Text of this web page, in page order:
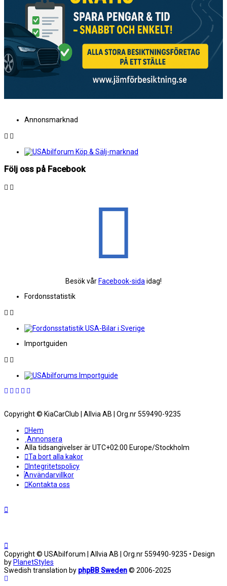
Annonsmarknad
Följ oss på Facebook
Besök vår Facebook-sida idag!
Fordonsstatistik
Importguiden
Copyright © KiaCarClub | Allvia AB | Org.nr 559490-9235
Hem
Annonsera
Alla tidsangivelser är UTC+02:00 Europe/Stockholm
Ta bort alla kakor
Integritetspolicy
Användarvillkor
Kontakta oss
Copyright © USAbilforum | Allvia AB | Org.nr 559490-9235 • Design
by PlanetStyles
Swedish translation by phpBB Sweden© 2006-2025